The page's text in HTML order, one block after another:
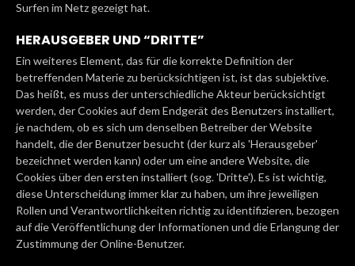
Surfen im Netz gezeigt hat.
HERAUSGEBER UND “DRITTE”
Ein weiteres Element, das für die korrekte Definition der
betreffenden Materie zu berücksichtigen ist, ist das subjektive.
Das heißt, es muss der unterschiedliche Akteur berücksichtigt
werden, der Cookies auf dem Endgerät des Benutzers installiert,
je nachdem, ob es sich um denselben Betreiber der Website
handelt, die der Benutzer besucht (der kurz als 'Herausgeber'
bezeichnet werden kann) oder um eine andere Website, die
Cookies über den ersten installiert (sog. 'Dritte'). Es ist wichtig,
diese Unterscheidung immer klar zu haben, um ihre jeweiligen
Rollen und Verantwortlichkeiten richtig zu identifizieren, bezogen
auf die Veröffentlichung der Informationen und die Erlangung der
Zustimmung der Online-Benutzer.